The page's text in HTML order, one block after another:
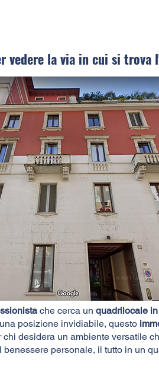
vedere la via in cui si trova
che cerca un quadrilocale
posizione invidiabile, questo
chi desidera un ambiente versatile
personale, il tutto in un